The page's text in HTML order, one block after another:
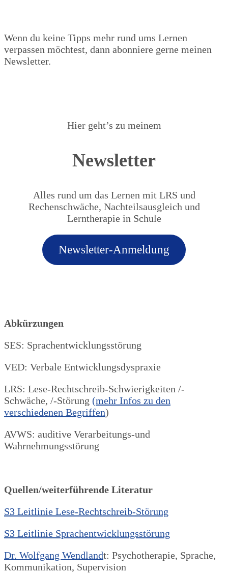
Wenn du keine Tipps mehr rund ums Lernen
verpassen möchtest, dann abonniere gerne meinen
Newsletter.
Hier geht’s zu meinem
Newsletter
Alles rund um das Lernen mit LRS und
Rechenschwäche, Nachteilsausgleich und
Lerntherapie in Schule
Newsletter-Anmeldung
Abkürzungen
SES: Sprachentwicklungsstörung
VED: Verbale Entwicklungsdyspraxie
LRS: Lese-Rechtschreib-Schwierigkeiten /-
Schwäche, /-Störung (mehr Infos zu den
verschiedenen Begriffen)
AVWS: auditive Verarbeitungs-und
Wahrnehmungsstörung
Quellen/weiterführende Literatur
S3 Leitlinie Lese-Rechtschreib-Störung
S3 Leitlinie Sprachentwicklungsstörung
Dr. Wolfgang Wendlandt: Psychotherapie, Sprache,
Kommunikation, Supervision